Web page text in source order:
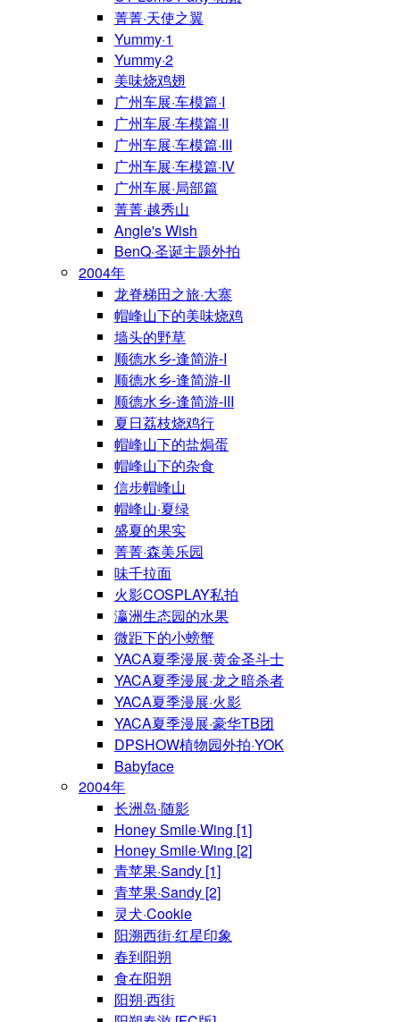
菁菁·天使之翼
Yummy·1
Yummy·2
美味烧鸡翅
广州车展·车模篇·I
广州车展·车模篇·II
广州车展·车模篇·III
广州车展·车模篇·IV
广州车展·局部篇
菁菁·越秀山
Angle's Wish
BenQ·圣诞主题外拍
2004年
龙脊梯田之旅·大寨
帽峰山下的美味烧鸡
墙头的野草
顺德水乡-逢简游-I
顺德水乡-逢简游-II
顺德水乡-逢简游-III
夏日荔枝烧鸡行
帽峰山下的盐焗蛋
帽峰山下的杂食
信步帽峰山
帽峰山·夏绿
盛夏的果实
菁菁·森美乐园
味千拉面
火影COSPLAY私拍
瀛洲生态园的水果
微距下的小螃蟹
YACA夏季漫展·黄金圣斗士
YACA夏季漫展·龙之暗杀者
YACA夏季漫展·火影
YACA夏季漫展·豪华TB团
DPSHOW植物园外拍·YOK
Babyface
2004年
长洲岛·随影
Honey Smile·Wing [1]
Honey Smile·Wing [2]
青苹果·Sandy [1]
青苹果·Sandy [2]
灵犬·Cookie
阳溯西街·红星印象
春到阳朔
食在阳朔
阳朔·西街